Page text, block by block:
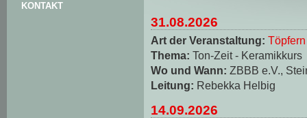
KONTAKT
31.08.2026
Art der Veranstaltung: Töpfern
Thema: Ton-Zeit - Keramikkurs
Wo und Wann: ZBBB e.V.,
Leitung: Rebekka Helbig
14.09.2026